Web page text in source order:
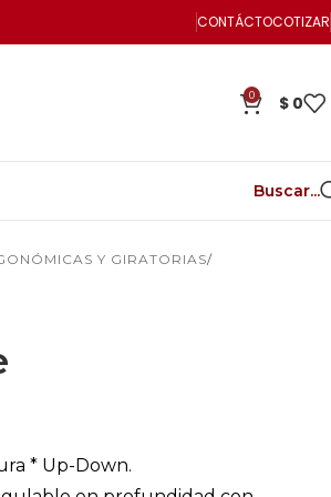
CONTÁCTOCOTIZAR
0 $ 0
Buscar...
Y GIRATORIAS
* Up-Down.